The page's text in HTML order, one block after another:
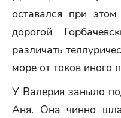
оставался при
дорогой
различать
море от токов иного
У Валерия заныло
Аня. Она чинно